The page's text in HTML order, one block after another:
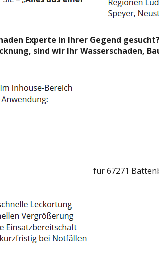
Experte in Ihrer Gegend
sind wir Ihr Wasserschaden,
für 67271